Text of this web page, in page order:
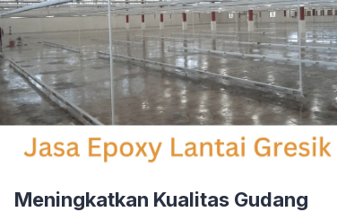
Meningkatkan Kualitas Gudang